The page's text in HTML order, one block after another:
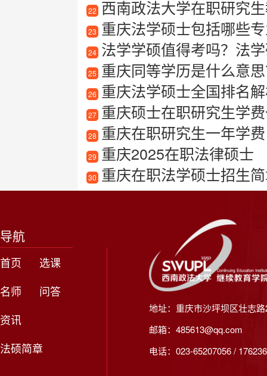
22 西南政法大学在职研究
23 重庆法学硕士包括哪些
24 法学学硕值得考吗？法
25 重庆同等学历是什么意
26 重庆法学硕士全国排名
27 重庆硕士在职研究生学费一
28 重庆在职研究生一年学费
29 重庆2025在职法律硕士
30 重庆在职法学硕士招生
导航
首页
选课
名师
问答
资讯
法硕简章
地址：重庆市沙坪坝区壮志
邮箱：485613@qq.com
电话：023-65207056 /